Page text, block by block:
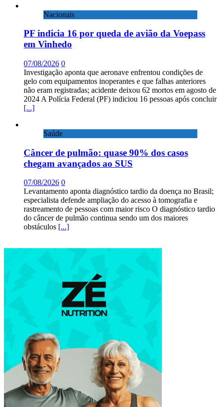
Nacionais
PF indicia 16 por queda de avião da Voepass
em Vinhedo
07/08/2026 0
Investigação aponta que aeronave enfrentou condições de
gelo com equipamentos inoperantes e que falhas anteriores
não eram registradas; acidente deixou 62 mortos em agosto de
2024 A Polícia Federal (PF) indiciou 16 pessoas após concluir
[...]
Saúde
Câncer de pulmão: quase 90% dos casos
chegam avançados ao SUS
07/08/2026 0
Levantamento aponta diagnóstico tardio da doença no Brasil;
especialista defende ampliação do acesso à tomografia e
rastreamento de pessoas com maior risco O diagnóstico tardio
do câncer de pulmão continua sendo um dos maiores
obstáculos [...]